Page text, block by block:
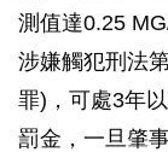
測值達0.25
涉嫌觸犯刑法
罪)，可處3年
罰金，一旦肇